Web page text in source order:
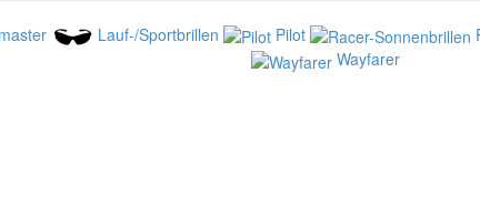
Lauf-/Sportbrillen Pilot
Wayfarer